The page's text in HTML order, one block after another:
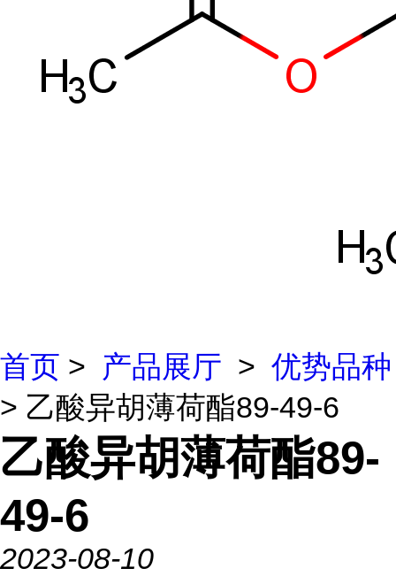
首页 > 产品展厅 > 优势品种
> 乙酸异胡薄荷酯89-49-6
乙酸异胡薄荷酯89-
49-6
2023-08-10